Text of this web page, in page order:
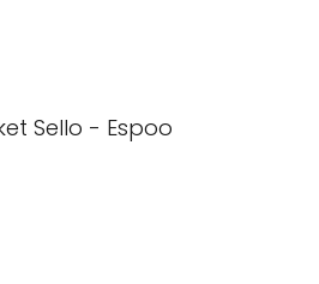
Sello - Espoo